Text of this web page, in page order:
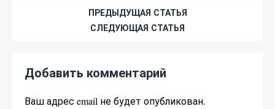
ПРЕДЫДУЩАЯ СТАТЬЯ
СЛЕДУЮЩАЯ СТАТЬЯ
Добавить комментарий
Ваш адрес email не будет опубликован.